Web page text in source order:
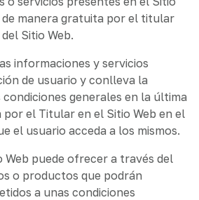
de manera gratuita por el titular
Sitio Web.
informaciones y servicios
de usuario y conlleva la
generales en la última
el Titular en el Sitio Web en el
el usuario acceda a los mismos.
Web puede ofrecer a través del
o productos que podrán
a unas condiciones